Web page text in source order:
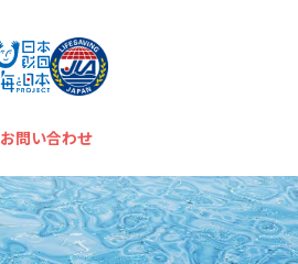
お問い合わせ